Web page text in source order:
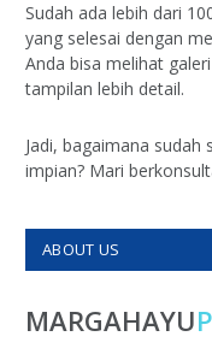
Sudah ada lebih dari
yang selesai dengan
Anda bisa melihat
tampilan lebih detail.
Jadi, bagaimana
impian? Mari
ABOUT US
MARGAHAYU